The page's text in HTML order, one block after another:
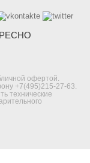
офертой.
+7(495)215-27-63
технические